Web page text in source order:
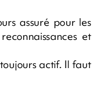
assuré pour les
et
actif. Il faut